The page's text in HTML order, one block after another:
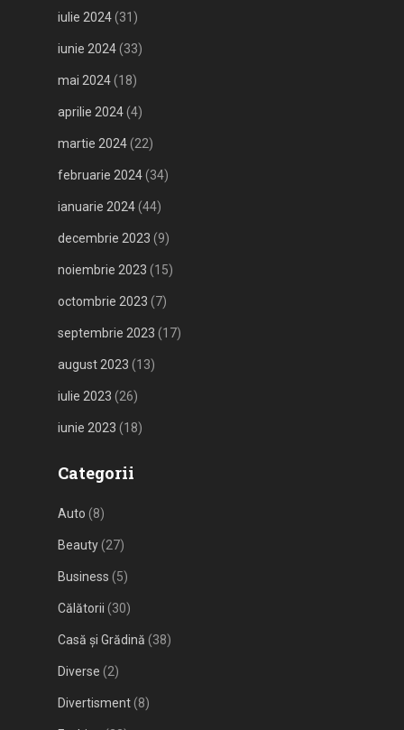
iulie 2024(31)
iunie 2024(33)
mai 2024(18)
aprilie 2024(4)
martie 2024(22)
februarie 2024(34)
ianuarie 2024(44)
decembrie 2023 (9)
noiembrie 2023 (15)
octombrie 2023 (7)
septembrie 2023 (17)
august 2023 (13)
iulie 2023 (26)
iunie 2023 (18)
Categorii
Auto (8)
Beauty(27)
Business (5)
Călătorii (30)
Casă și Grădină (38)
Diverse (2)
Divertisment(8)